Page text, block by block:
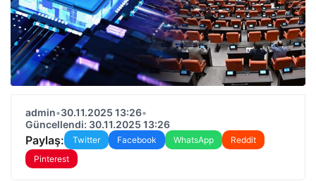
admin•30.11.2025 13:26•
Güncellendi: 30.11.2025 13:26
Paylaş: Twitter Facebook WhatsApp
Reddit
Pinterest